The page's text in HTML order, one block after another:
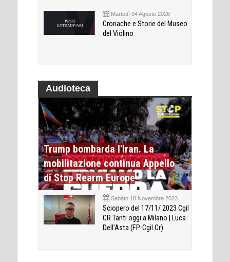
Martedì 04 Agosto 2026
Cronache e Storie del Museo
del Violino
Audioteca
Trump bombarda l'Iran. La
mobilitazione continua Appello
di Stop Rearm Europe
Sabato 18 Novembre 2023
Sciopero del 17/11/ 2023 Cgil
CR Tanti oggi a Milano | Luca
Dell’Asta (FP-Cgil Cr)